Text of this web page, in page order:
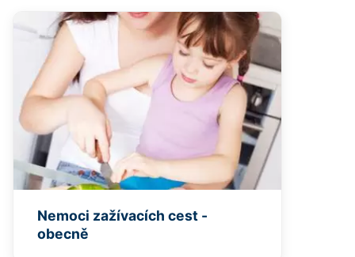
Nemoci zažívacích cest -
obecně